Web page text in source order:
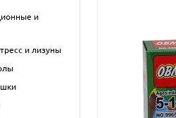
и
и лизуны